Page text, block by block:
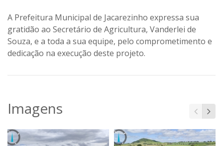
A Prefeitura Municipal de Jacarezinho expressa sua
gratidão ao Secretário de Agricultura, Vanderlei de
Souza, e a toda a sua equipe, pelo comprometimento e
dedicação na execução deste projeto.
Imagens